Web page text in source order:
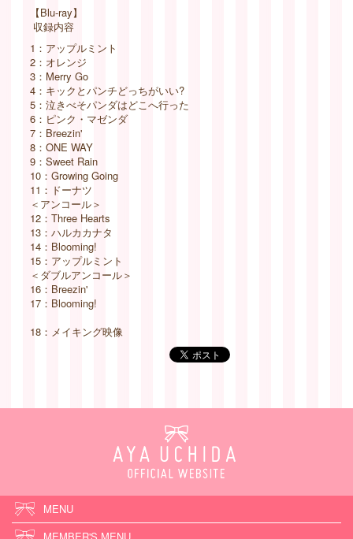
【Blu-ray】
収録内容
1：アップルミント
2：オレンジ
3：Merry Go
4：キックとパンチどっちがいい?
5：泣きべそパンダはどこへ行った
6：ピンク・マゼンダ
7：Breezin'
8：ONE WAY
9：Sweet Rain
10：Growing Going
11：ドーナツ
＜アンコール＞
12：Three Hearts
13：ハルカカナタ
14：Blooming!
15：アップルミント
＜ダブルアンコール＞
16：Breezin'
17：Blooming!
18：メイキング映像
MENU